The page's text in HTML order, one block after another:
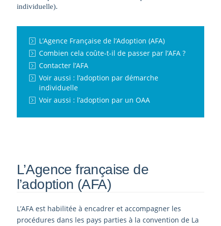
individuelle).
L’Agence Française de l’Adoption (AFA)
Combien cela coûte-t-il de passer par l’AFA ?
Contacter l’AFA
Voir aussi : l’adoption par démarche
individuelle
Voir aussi : l’adoption par un OAA
L’Agence française de
l’adoption (AFA)
L’AFA est habilitée à encadrer et accompagner les
procédures dans les pays parties à la convention de La